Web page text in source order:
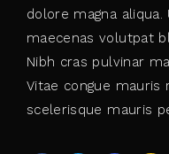
dolore magna
maecenas volutpat
Nibh cras pulvinar
Vitae congue mauris
scelerisque mauris